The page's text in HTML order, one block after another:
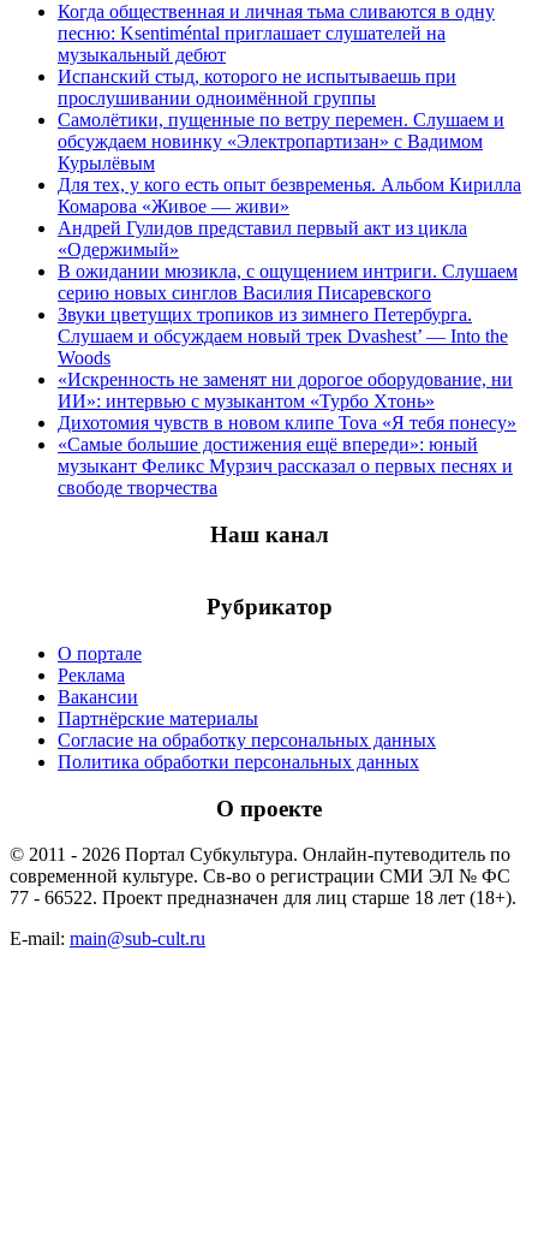
Когда общественная и личная тьма сливаются в одну
песню: Ksentiméntal приглашает слушателей на
музыкальный дебют
Испанский стыд, которого не испытываешь при
прослушивании одноимённой группы
Самолётики, пущенные по ветру перемен. Слушаем и
обсуждаем новинку «Электропартизан» с Вадимом
Курылёвым
Для тех, у кого есть опыт безвременья. Альбом Кирилла
Комарова «Живое — живи»
Андрей Гулидов представил первый акт из цикла
«Одержимый»
В ожидании мюзикла, с ощущением интриги. Слушаем
серию новых синглов Василия Писаревского
Звуки цветущих тропиков из зимнего Петербурга.
Слушаем и обсуждаем новый трек Dvashest’ — Into the
Woods
«Искренность не заменят ни дорогое оборудование, ни
ИИ»: интервью с музыкантом «Турбо Хтонь»
Дихотомия чувств в новом клипе Tova «Я тебя понесу»
«Самые большие достижения ещё впереди»: юный
музыкант Феликс Мурзич рассказал о первых песнях и
свободе творчества
Наш канал
Рубрикатор
О портале
Реклама
Вакансии
Партнёрские материалы
Согласие на обработку персональных данных
Политика обработки персональных данных
О проекте
© 2011 - 2026 Портал Субкультура. Онлайн-путеводитель по
современной культуре. Св-во о регистрации СМИ ЭЛ № ФС
77 - 66522. Проект предназначен для лиц старше 18 лет (18+).
E-mail: main@sub-cult.ru